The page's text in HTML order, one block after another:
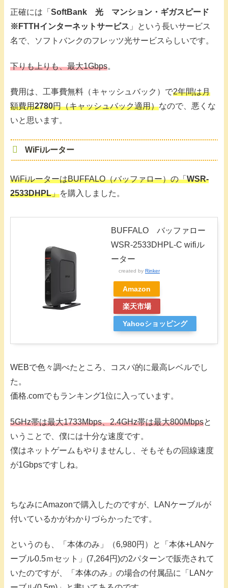
正確には「 SoftBank 光 マンション・ギガスピード
※FTTHインターネットサービス 」という長いサービス
名で、ソフトバンクのフレッツ光サービスらしいです。
下りも上りも、最大1Gbps。
費用は、工事費無料（キャッシュバック）で2年間は月
額費用2780円（キャッシュバック適用）なので、悪くな
いと思います。
WiFiルーター
WiFiルーターはBUFFALO（バッファロー）の「WSR-
2533DHPL」を購入しました。
BUFFALO バッファロー
WSR-2533DHPL-C wifiル
ーター
created by Rinker
Amazon
楽天市場
Yahooショッピング
WEBで色々調べたところ、コスパ的に最高レベルでし
た。
価格.comでもランキング1位に入っています。
5GHz帯は最大1733Mbps、2.4GHz帯は最大800Mbpsと
いうことで、僕には十分な速度です。
僕はネットゲームもやりませんし、そもそもの回線速度
が1Gbpsですしね。
ちなみにAmazonで購入したのですが、LANケーブルが
付いているかがわかりづらかったです。
というのも、「本体のみ」（6,980円）と「本体+LANケ
ーブル0.5ｍセット」(7,264円)の2パターンで販売されて
いたのですが、「本体のみ」の場合の付属品に「LANケ